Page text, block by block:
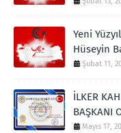
Yeni
Hüseyin
Şubat 11,
İLKER
BAŞKANI
Mayıs 17,